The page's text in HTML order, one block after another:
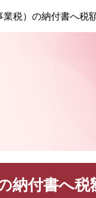
税）の納付書へ税
納付書へ